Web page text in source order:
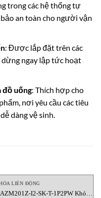
trong các hệ thống tự
an toàn cho người vận
: Được lắp đặt trên các
ngay lập tức hoạt
đồ uống: Thích hợp cho
nơi yêu cầu các tiêu
dàng vệ sinh.
LIÊN ĐỘNG
AZM201Z-I2-SK-T-1P2PW Khóa